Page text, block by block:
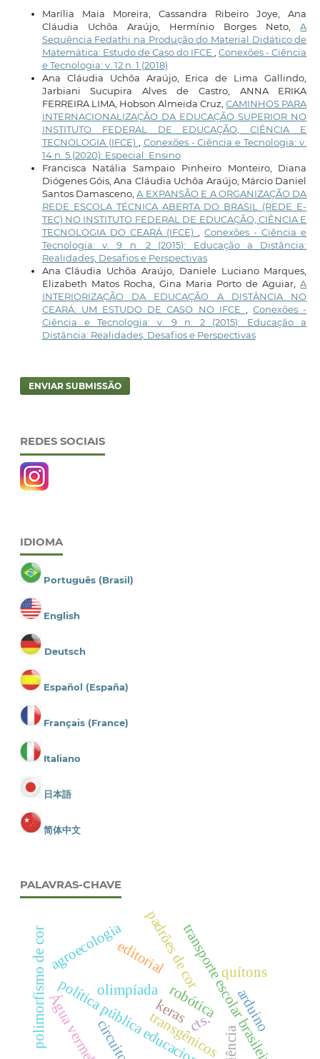
Marília Maia Moreira, Cassandra Ribeiro Joye, Ana
Cláudia Uchôa Araújo, Hermínio Borges Neto,A
Sequência Fedathi na Produção do Material Didático de
Matemática: Estudo de Caso do IFCE,Conexões - Ciência
e Tecnologia: v. 12 n. 1 (2018)
Ana Cláudia Uchôa Araújo, Erica de Lima Gallindo,
Jarbiani Sucupira Alves de Castro, ANNA ERIKA
FERREIRA LIMA, Hobson Almeida Cruz,CAMINHOS PARA
INTERNACIONALIZAÇÃO DA EDUCAÇÃO SUPERIOR NO
INSTITUTO FEDERAL DE EDUCAÇÃO, CIÊNCIA E
TECNOLOGIA (IFCE) , Conexões - Ciência e Tecnologia: v.
14 n. 5 (2020): Especial: Ensino
Francisca Natália Sampaio Pinheiro Monteiro, Diana
Diógenes Góis, Ana Cláudia Uchôa Araújo, Márcio Daniel
Santos Damasceno,A EXPANSÃO E A ORGANIZAÇÃO DA
REDE ESCOLA TÉCNICA ABERTA DO BRASIL (REDE E-
TEC) NO INSTITUTO FEDERAL DE EDUCAÇÃO, CIÊNCIA E
TECNOLOGIA DO CEARÁ (IFCE) ,Conexões - Ciência e
Tecnologia: v. 9 n. 2 (2015): Educação a Distância:
Realidades, Desafios e Perspectivas
Ana Cláudia Uchôa Araújo, Daniele Luciano Marques,
Elizabeth Matos Rocha, Gina Maria Porto de Aguiar,A
INTERIORIZAÇÃO DA EDUCAÇÃO A DISTÂNCIA NO
CEARÁ: UM ESTUDO DE CASO NO IFCE,Conexões -
Ciência e Tecnologia: v. 9 n. 2 (2015): Educação a
Distância: Realidades, Desafios e Perspectivas
ENVIAR SUBMISSÃO
REDES SOCIAIS
IDIOMA
Português (Brasil)
English
Deutsch
Español (España)
Français (France)
Italiano
日本語
简体中文
PALAVRAS-CHAVE
editorial
olimpíada
política pública educacionaltransporte escolar brasileiro
padrões de cor
polimorfismo de cor quítons
robótica
keras
transgênicos
cts.
Água vermelha
agroecologia
ciência
arduino